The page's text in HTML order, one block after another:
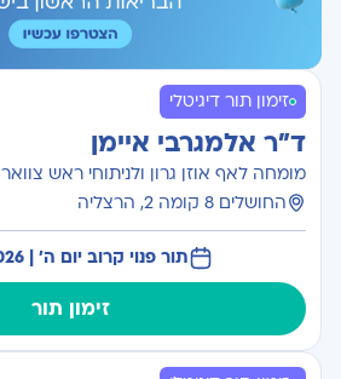
זימון תור דיגיטלי
ד"ר אלמגרבי איימן
מומחה לאף אוזן גרון ולניתוחי ראש צוואר
החושלים 8 קומה 2, הרצליה
תור פנוי קרוב יום ה׳ | 27/08/2026
זימון תור